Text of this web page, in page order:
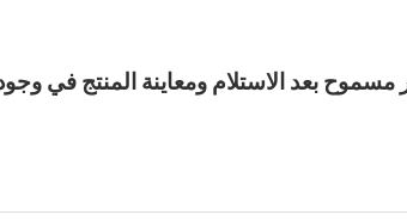
مسموح بعد الاستلام ومعاينة المنتج في